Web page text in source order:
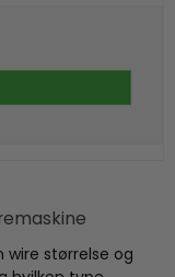
størrelse og